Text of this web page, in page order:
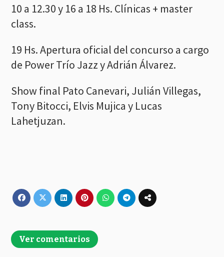
10 a 12.30 y 16 a 18 Hs. Clínicas + master
class.
19 Hs. Apertura oficial del concurso a cargo
de Power Trío Jazz y Adrián Álvarez.
Show final Pato Canevari, Julián Villegas,
Tony Bitocci, Elvis Mujica y Lucas
Lahetjuzan.
Ver comentarios